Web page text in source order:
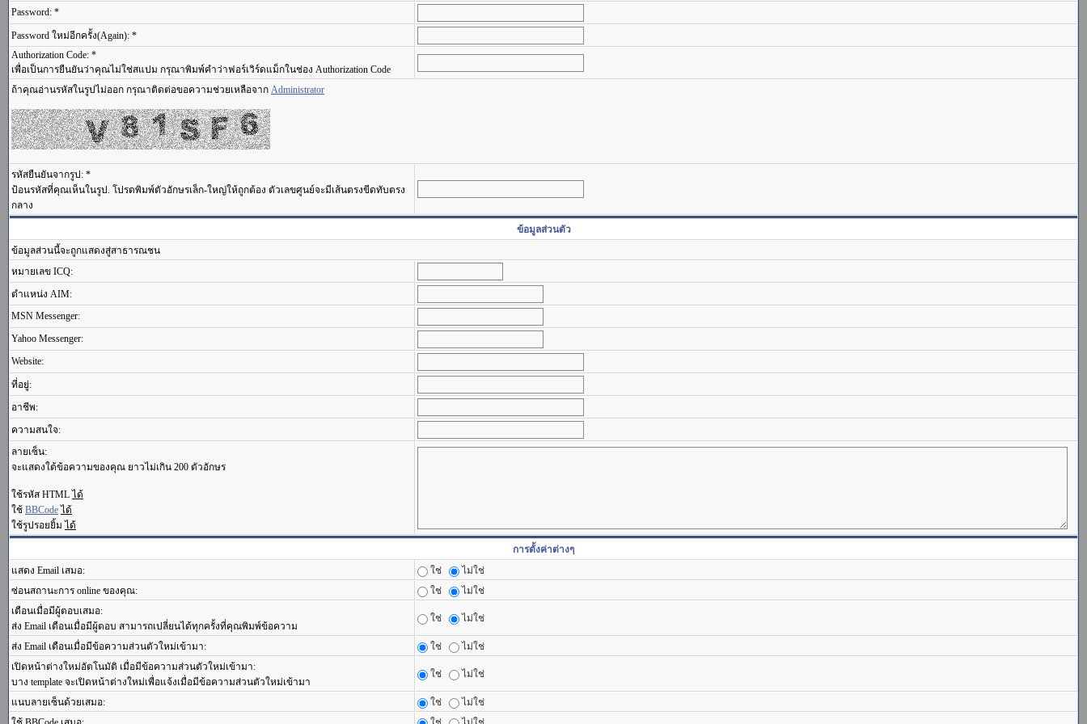
Password: *
Password ใหม่อีกครั้ง(Again): *
Authorization Code: *
เพื่อเป็นการยืนยันว่าคุณไม่ใช่สแปม กรุณาพิมพ์คำว่าฟอร์เวิร์ดแม็กในช่อง Authorization Code
ถ้าคุณอ่านรหัสในรูปไม่ออก กรุณาติดต่อขอความช่วยเหลือจาก Administrator
รหัสยืนยันจากรูป: *
ป้อนรหัสที่คุณเห็นในรูป. โปรดพิมพ์ตัวอักษรเล็ก-ใหญ่ให้ถูกต้อง ตัวเลขศูนย์จะมีเส้นตรงขีดทับตรง
กลาง
ข้อมูลส่วนตัว
ข้อมูลส่วนนี้จะถูกแสดงสู่สาธารณชน
หมายเลข ICQ:
ตำแหน่ง AIM:
MSN Messenger:
Yahoo Messenger:
Website:
ที่อยู่:
อาชีพ:
ความสนใจ:
ลายเซ็น:
จะแสดงใต้ข้อความของคุณ ยาวไม่เกิน 200 ตัวอักษร
ใช้รหัส HTML ได้
ใช้ BBCode ได้
ใช้รูปรอยยิ้ม ได้
การตั้งค่าต่างๆ
แสดง Email เสมอ:
ใช่
ไม่ใช่
ซ่อนสถานะการ online ของคุณ:
ใช่
ไม่ใช่
เตือนเมื่อมีผู้ตอบเสมอ:
ส่ง Email เตือนเมื่อมีผู้ตอบ สามารถเปลี่ยนได้ทุกครั้งที่คุณพิมพ์ข้อความ
ใช่ ไม่ใช่
ส่ง Email เตือนเมื่อมีข้อความส่วนตัวใหม่เข้ามา: ใช่
ไม่ใช่
เปิดหน้าต่างใหม่อัตโนมัติ เมื่อมีข้อความส่วนตัวใหม่เข้ามา:
บาง template จะเปิดหน้าต่างใหม่เพื่อแจ้งเมื่อมีข้อความส่วนตัวใหม่เข้ามา
ใช่ ไม่ใช่
แนบลายเซ็นด้วยเสมอ: ใช่
ไม่ใช่